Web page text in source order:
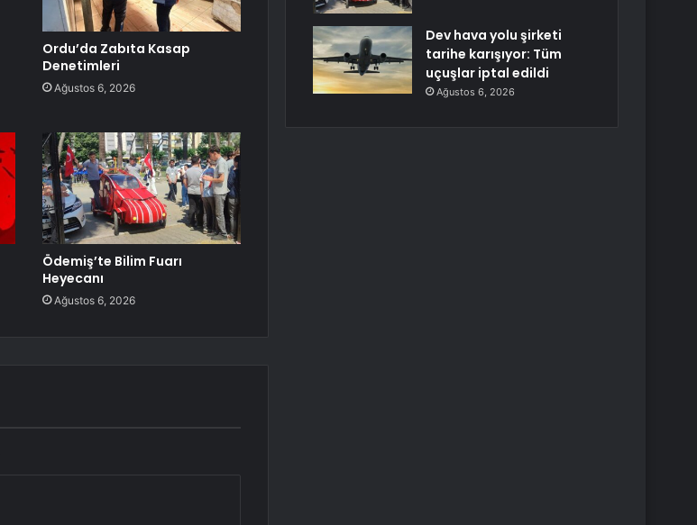
Ordu’da Zabıta Kasap
Denetimleri
Ağustos 6, 2026
Ödemiş’te Bilim Fuarı
Heyecanı
Ağustos 6, 2026
Dev hava yolu şirketi
tarihe karışıyor: Tüm
uçuşlar iptal edildi
Ağustos 6, 2026